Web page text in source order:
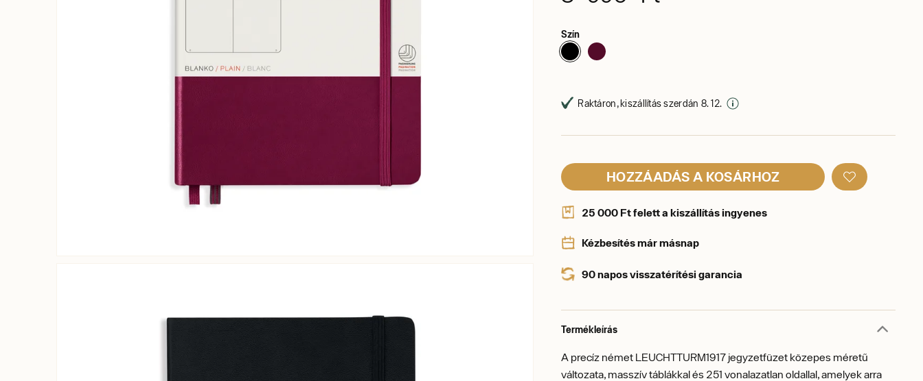
Szín
Raktáron, kiszállítás szerdán 8. 12.
HOZZÁADÁS A KOSÁRHOZ
25 000 Ft felett a kiszállítás ingyenes
Kézbesítés már másnap
90 napos visszatérítési garancia
Termékleírás
A precíz német LEUCHTTURM1917 jegyzetfüzet közepes méretű
változata, masszív táblákkal és 251 vonalazatlan oldallal, amelyek arra